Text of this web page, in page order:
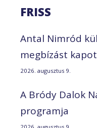
FRISS
Antal Nimród
megbízást
2026. augusztus 9.
A Bródy Dalok
programja